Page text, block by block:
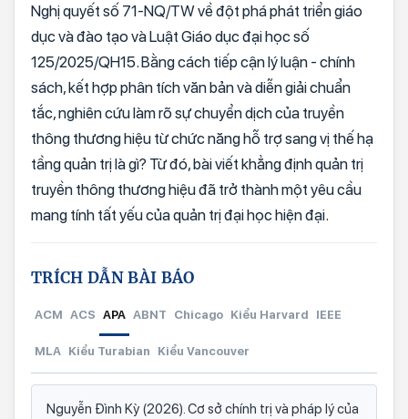
Nghị quyết số 71-NQ/TW về đột phá phát triển giáo
dục và đào tạo và Luật Giáo dục đại học số
125/2025/QH15. Bằng cách tiếp cận lý luận - chính
sách, kết hợp phân tích văn bản và diễn giải chuẩn
tắc, nghiên cứu làm rõ sự chuyển dịch của truyền
thông thương hiệu từ chức năng hỗ trợ sang vị thế hạ
tầng quản trị là gì? Từ đó, bài viết khẳng định quản trị
truyền thông thương hiệu đã trở thành một yêu cầu
mang tính tất yếu của quản trị đại học hiện đại.
TRÍCH DẪN BÀI BÁO
ACM ACS APA ABNT Chicago Kiểu Harvard IEEE
MLA Kiểu Turabian Kiểu Vancouver
Nguyễn Đình Kỳ (2026). Cơ sở chính trị và pháp lý của